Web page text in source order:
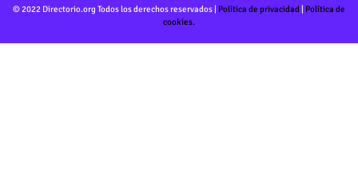
© 2022 Directorio.org Todos los derechos reservados | Política de privacidad | Política de
cookies.